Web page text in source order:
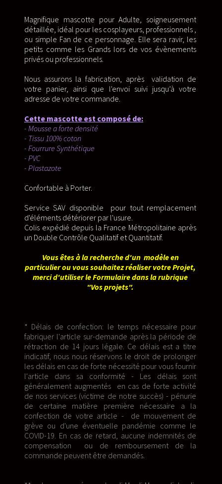
Magnifique mascotte pour Adulte, soigneusement
détaillée, idéal pour les cosplayeurs, professionnels ,
ou simple Fan de ce personnage. Elle sera ravir, les
petits comme les Grands lors de vos évènements
privés ou professionnels.
Nous assurons la fabrication, après validation de
votre panier, ainsi que l'envoi suivi jusqu’à votre
adresse de votre commande.
Cette mascotte est composé de:
- Mousse a forte densité
- Tissu 100% coton
- Fourrure Synthétique
- PVC
- Plastazote
Confortable à Porter.
Service SAV disponible pour tout remplacement
d'éléments détériorer par l'usure.
Colis expédié depuis la France Métropolitaine après
un Double Contrôle Qualitatif et Quantitatif.
Vous êtes à la recherche d'un modèle en
particulier ou vous souhaitez réaliser votre Projet,
merci d'utiliser le Formulaire dans la rubrique
"Vos projets".
* Délais de confection: le temps nécessaire pour
fabriquer l'article sur-demande après la période de
rétraction de 14 jours légale. Ce délais est a titre
indicatif, nous nous réservons le droit de prolonger
les délais en cas de forte nécessité pour vous fournir
l'article dans sa conformité - Les délais sont
généralement augmentés en cas de forte activité
de nos services (victime de notre succès) - pénurie
de certaine matière première nécessaire a la
confection de votre article - de mouvement de
grève ou d'une éventuelle pandémie comme le
COVID-19. En cas de retard, aucune indemnités de
compensation ou de remboursement de la
commande peuvent être demandés.